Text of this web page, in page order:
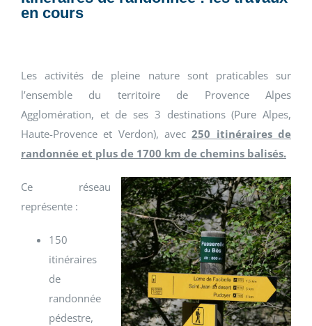
en cours
Les activités de pleine nature sont praticables sur
l’ensemble du territoire de Provence Alpes
Agglomération, et de ses 3 destinations (Pure Alpes,
Haute-Provence et Verdon), avec250 itinéraires de
randonnée et plus de 1700 km de chemins balisés.
Ce réseau
représente :
150
itinéraires
de
randonnée
pédestre,